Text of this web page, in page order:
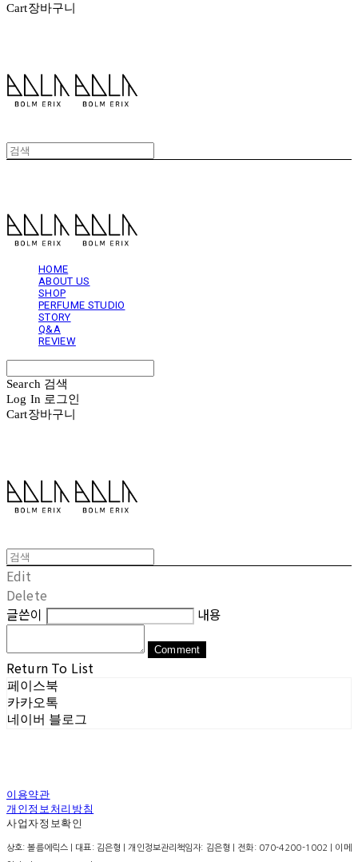
Cart장바구니
HOME
ABOUT US
SHOP
PERFUME STUDIO
STORY
Q&A
REVIEW
Search 검색
Log In 로그인
Cart장바구니
Edit
Delete
글쓴이
내용
Comment
Return To List
페이스북
카카오톡
네이버 블로그
이용약관
개인정보처리방침
사업자정보확인
상호: 볼름에릭스 | 대표: 김은형 | 개인정보관리책임자: 김은형 | 전화: 070-4200-1002 | 이메